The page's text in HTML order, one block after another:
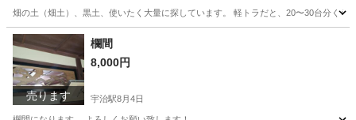
畑の土（畑土）、黒土、使いたく大量に探しています。 軽トラだと、20〜30台分く
京都 宇治市 宇治駅
売ります
欄間
8,000円
宇治駅8月4日